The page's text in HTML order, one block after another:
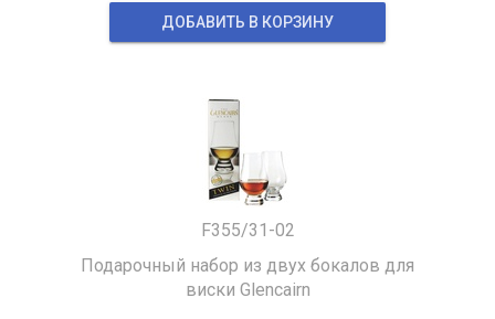
ДОБАВИТЬ В КОРЗИНУ
F355/31-02
Подарочный набор из двух бокалов для
виски Glencairn